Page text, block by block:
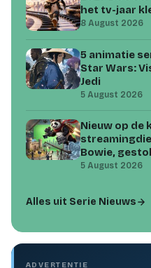
het tv-jaar
8 August 2026
5 animatie
Star Wars:
Jedi
5 August 2026
Nieuw op de
Bowie,
woestijn
5 August 2026
Alles uit Serie Nieuws
ADVERTENTIE